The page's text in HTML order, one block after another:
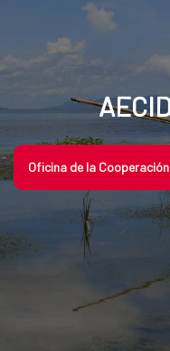
Oficina de la